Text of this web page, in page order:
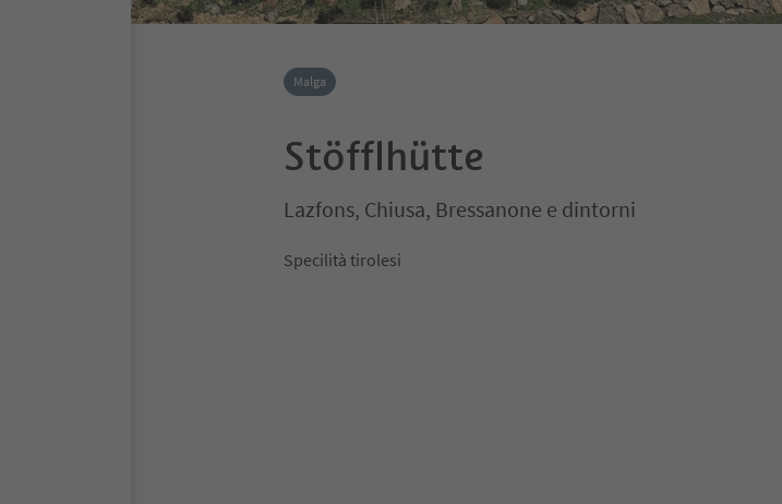
Malga
Stöfflhütte
Lazfons, Chiusa, Bressanone e dintorni
Specilità tirolesi